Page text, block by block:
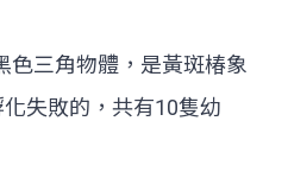
色三角物體，是黃斑椿象
失敗的，共有10隻幼